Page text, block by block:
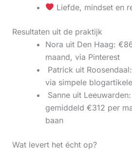
Liefde, mindset en
Resultaten uit de praktijk
Nora uit Den Haag:
maand, via Pinterest
Patrick uit
via simpele
Sanne uit
gemiddeld €312 per
baan
Wat levert het écht op?